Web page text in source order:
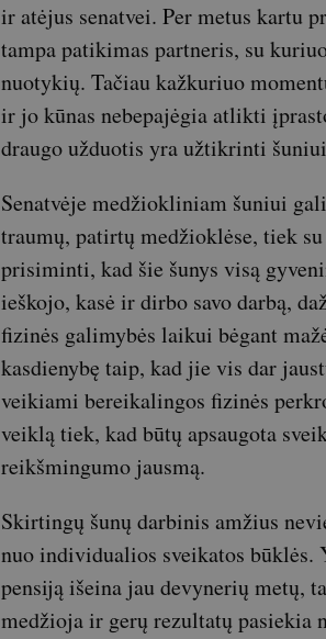
ir atėjus senatvei. Per metus kartu
tampa patikimas partneris, su
nuotykių. Tačiau kažkuriuo
ir jo kūnas nebepajėgia atlikti
draugo užduotis yra užtikrinti
Senatvėje medžiokliniam šuniui
traumų, patirtų medžioklėse, tiek
prisiminti, kad šie šunys visą
ieškojo, kasė ir dirbo savo darbą,
fizinės galimybės laikui bėgant
kasdienybę taip, kad jie vis dar
veikiami bereikalingos fizinės
veiklą tiek, kad būtų apsaugota
reikšmingumo jausmą.
Skirtingų šunų darbinis amžius
nuo individualios sveikatos
pensiją išeina jau devynerių metų,
medžioja ir gerų rezultatų pasiekia